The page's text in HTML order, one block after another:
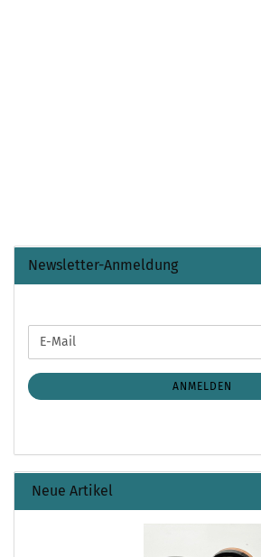
Newsletter-Anmeldung
ZUR
ANMELDUNG
E-
Mail
ANMELDEN
Neue Artikel